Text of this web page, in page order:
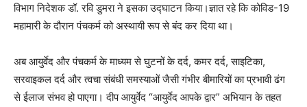
विभाग निदेशक डॉ. रवि डुमरा ने इसका उद्घाटन किया।ज्ञात रहे कि कोविड-19
महामारी के दौरान पंचकर्म को अस्थायी रूप से बंद कर दिया था।
अब आयुर्वेद और पंचकर्म के माध्यम से घुटनों के दर्द, कमर दर्द, साइटिका,
सरवाइकल दर्द और त्वचा संबंधी समस्याओं जैसी गंभीर बीमारियों का प्रभावी ढंग
से ईलाज संभव हो पाएगा। दीप आयुर्वेद “आयुर्वेद आपके द्वार” अभियान के तहत